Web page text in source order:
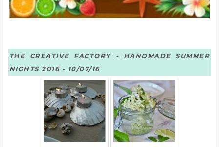
THE CREATIVE FACTORY - HANDMADE SUMMER
NIGHTS 2016 - 10/07/16